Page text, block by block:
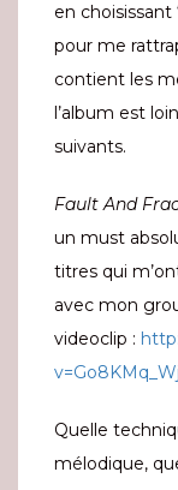
en choisissant
pour me
contient les
l’album est
suivants.
Fault And
un must
titres qui
avec mon
videoclip :
Quelle
mélodique,